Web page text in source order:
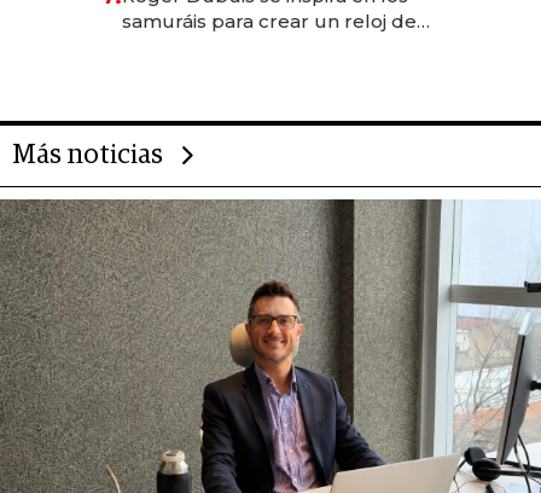
rol de la IA
samuráis para crear un reloj de
Más noticias